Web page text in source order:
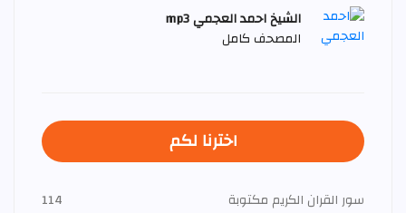
الشيخ احمد العجمي mp3
المصحف كامل
اخترنا لكم
سور القران الكريم مكتوبة
114